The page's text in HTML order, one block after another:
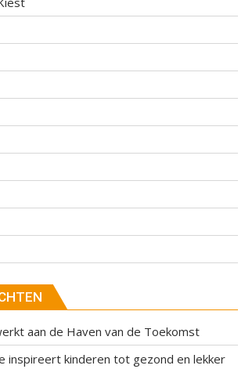
aan de Haven van de Toekomst
inspireert kinderen tot gezond en lekker